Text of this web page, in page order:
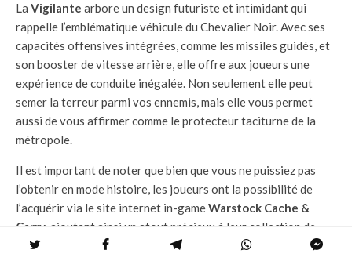
La Vigilante arbore un design futuriste et intimidant qui
rappelle l’emblématique véhicule du Chevalier Noir. Avec ses
capacités offensives intégrées, comme les missiles guidés, et
son booster de vitesse arrière, elle offre aux joueurs une
expérience de conduite inégalée. Non seulement elle peut
semer la terreur parmi vos ennemis, mais elle vous permet
aussi de vous affirmer comme le protecteur taciturne de la
métropole.
Il est important de noter que bien que vous ne puissiez pas
l’obtenir en mode histoire, les joueurs ont la possibilité de
l’acquérir via le site internet in-gameWarstock Cache &
Carry , ajoutant ainsi un atout précieux à leur collection de
véhicules excentriques et surpuissants. La Vigilante est plus